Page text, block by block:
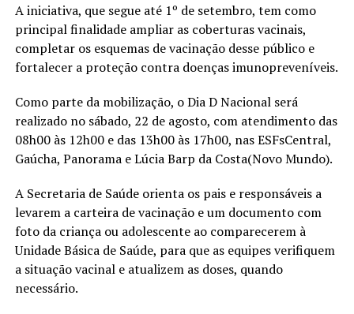
A iniciativa, que segue até 1º de setembro, tem como
principal finalidade ampliar as coberturas vacinais,
completar os esquemas de vacinação desse público e
fortalecer a proteção contra doenças imunopreveníveis.
Como parte da mobilização, o Dia D Nacional será
realizado no sábado, 22 de agosto, com atendimento das
08h00 às 12h00 e das 13h00 às 17h00, nas ESFsCentral,
Gaúcha, Panorama e Lúcia Barp da Costa(Novo Mundo).
A Secretaria de Saúde orienta os pais e responsáveis a
levarem a carteira de vacinação e um documento com
foto da criança ou adolescente ao comparecerem à
Unidade Básica de Saúde, para que as equipes verifiquem
a situação vacinal e atualizem as doses, quando
necessário.